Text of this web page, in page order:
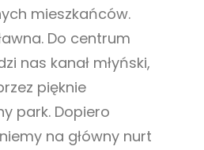
mieszkańców.
Do centrum
nas kanał młyński,
pięknie
park. Dopiero
na główny nurt